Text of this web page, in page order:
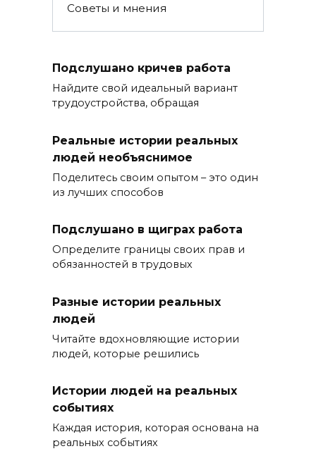
Советы и мнения
Подслушано кричев работа
Найдите свой идеальный вариант
трудоустройства, обращая
Реальные истории реальных
людей необъяснимое
Поделитесь своим опытом – это один
из лучших способов
Подслушано в щиграх работа
Определите границы своих прав и
обязанностей в трудовых
Разные истории реальных
людей
Читайте вдохновляющие истории
людей, которые решились
Истории людей на реальных
событиях
Каждая история, которая основана на
реальных событиях